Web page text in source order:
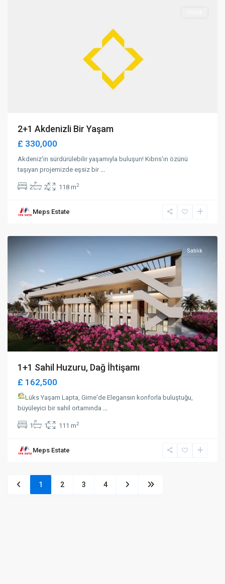
2+1 Akdenizli Bir Yaşam
£ 330,000
Akdeniz'in sürdürülebilir yaşamıyla buluşun! Kıbrıs'ın özünü
taşıyan projemizde eşsiz bir ...
2 2 118 m2
Meps Estate
Lapta,
Satılık
1+1 Sahil Huzuru, Dağ İhtişamı
£ 162,500
Lüks Yaşam Lapta, Girne'de Elegansın konforla buluştuğu,
büyüleyici bir sahil ortamında ...
1 1 111 m2
Meps Estate
1 2 3 4